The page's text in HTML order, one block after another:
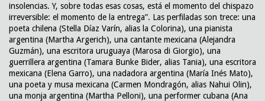
insolencias. Y, sobre todas esas cosas, está el momento del chispazo
irreversible: el momento de la entrega”. Las perfiladas son trece: una
poeta chilena (Stella Díaz Varín, alias la Colorina), una pianista
argentina (Martha Argerich), una cantante mexicana (Alejandra
Guzmán), una escritora uruguaya (Marosa di Giorgio), una
guerrillera argentina (Tamara Bunke Bider, alias Tania), una escritora
mexicana (Elena Garro), una nadadora argentina (María Inés Mato),
una poeta y musa mexicana (Carmen Mondragón, alias Nahui Olin),
una monja argentina (Martha Pelloni), una performer cubana (Ana